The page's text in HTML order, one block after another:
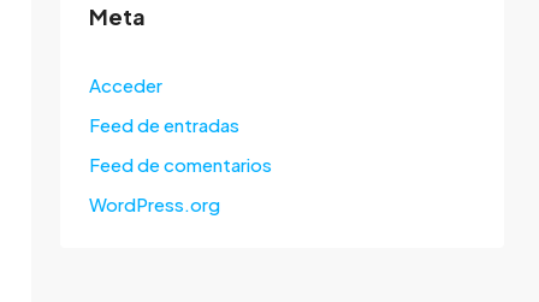
Meta
Acceder
Feed de entradas
Feed de comentarios
WordPress.org